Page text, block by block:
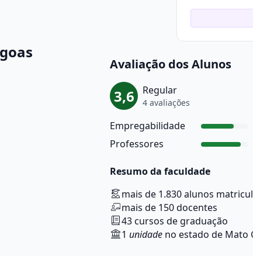
Avaliação dos Alunos
3,6 Regular
4 avaliações
Empregabilidade
Professores
Resumo da faculdade
mais de 1.830 alunos
mais de 150 docentes
43 cursos de graduação
1 unidade no estado de Mato